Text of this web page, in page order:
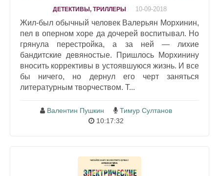
ДЕТЕКТИВЫ, ТРИЛЛЕРЫ 10-09-2018
Жил-был обычный человек Валерьян Морхинин,
пел в оперном хоре да дочерей воспитывал. Но
грянула перестройка, а за ней — лихие
бандитские девяностые. Пришлось Морхинину
вносить коррективы в устоявшуюся жизнь. И все
бы ничего, но дернул его черт заняться
литературным творчеством. Т...
Валентин Пушкин
Тимур Султанов
10:17:32